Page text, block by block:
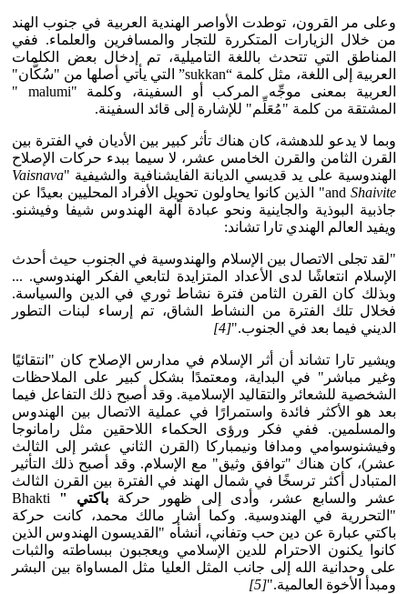
وعلى مر القرون، توطدت الأواصر الهندية العربية في جنوب الهند
من خلال الزيارات المتكررة للتجار والمسافرين والعلماء. ففي
المناطق التي تتحدث باللغة التاميلية، تم إدخال بعض الكلمات
العربية إلى اللغة، مثل كلمة “sukkan” التي يأتي أصلها من "سُكَّان"
العربية بمعنى موجِّه المركب أو السفينة، وكلمة "malumi "
المشتقة من كلمة "مُعَلِّم" للإشارة إلى قائد السفينة.
وبما لا يدعو للدهشة، كان هناك تأثر كبير بين الأديان في الفترة بين
القرن الثامن والقرن الخامس عشر، لا سيما ببدء حركات الإصلاح
الهندوسية على يد قديسي الديانة الفايشنافية والشيفية "Vaisnava
and Shaivite
" الذين كانوا يحاولون تحويل الأفراد المحليين بعيدًا عن
جاذبية البوذية والجاينية ونحو عبادة آلهة الهندوس شيفا وفيشنو.
ويفيد العالم الهندي تارا تشاند:
"لقد تجلى الاتصال بين الإسلام والهندوسية في الجنوب حيث أحدث
الإسلام انتعاشًا لدى الأعداد المتزايدة لتابعي الفكر الهندوسي. ...
وبذلك كان القرن الثامن فترة نشاط ثوري في الدين والسياسة.
فخلال تلك الفترة من النشاط الشاق، تم إرساء لبنات التطور
الديني فيما بعد في الجنوب."[4]
ويشير تارا تشاند أن أثر الإسلام في مدارس الإصلاح كان "انتقائيًا
وغير مباشر" في البداية، ومعتمدًا بشكل كبير على الملاحظات
الشخصية للشعائر والتقاليد الإسلامية. وقد أصبح ذلك التفاعل فيما
بعد هو الأكثر فائدة واستمرارًا في عملية الاتصال بين الهندوس
والمسلمين. ففي فكر ورؤى الحكماء اللاحقين مثل رامانوجا
وفيشنوسوامي ومدافا ونيمباركا (القرن الثاني عشر إلى الثالث
عشر)، كان هناك "توافق وثيق" مع الإسلام. وقد أصبح ذلك التأثير
المتبادل أكثر ترسخًا في شمال الهند في الفترة بين القرن الثالث
عشر والسابع عشر، وأدى إلى ظهور حركة باكتي " Bhakti
"التحررية في الهندوسية. وكما أشار مالك محمد، كانت حركة
باكتي عبارة عن دين حب وتفاني، أنشأه "القديسون الهندوس الذين
كانوا يكنون الاحترام للدين الإسلامي ويعجبون ببساطته والثبات
على وحدانية الله إلى جانب المثل العليا مثل المساواة بين البشر
ومبدأ الأخوة العالمية."[5]